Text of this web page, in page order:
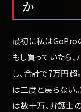
か
最初に私はGoPro
もし買っていたら
し、合計で7万円超
は二度と戻らない
は数十万、弁護士